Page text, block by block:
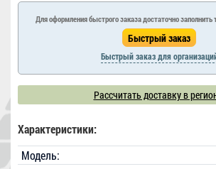
Для оформления быстрого заказа достаточно заполнить
Быстрый заказ для
Рассчитать доставку в
Характеристики:
Модель: